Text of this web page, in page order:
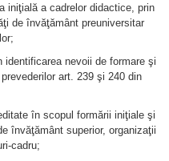
a cadrelor didactice, prin
de învăţământ preuniversitar
nevoii de formare şi
art. 239 şi 240 din
în scopul formării iniţiale şi
învăţământ superior, organizaţii
cadru;